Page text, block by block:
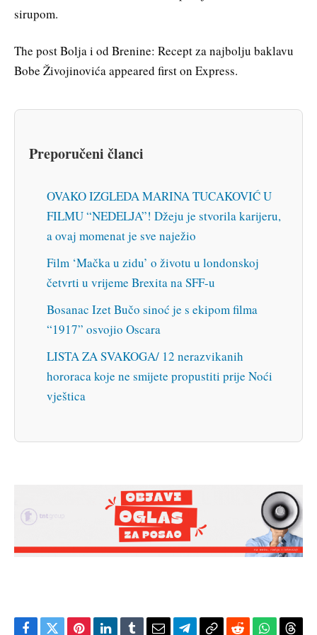
sirupom.
The post Bolja i od Brenine: Recept za najbolju baklavu
Bobe Živojinovića appeared first on Express.
Preporučeni članci
OVAKO IZGLEDA MARINA TUCAKOVIĆ U
FILMU “NEDELJA”! Džeju je stvorila karijeru,
a ovaj momenat je sve naježio
Film ‘Mačka u zidu’ o životu u londonskoj
četvrti u vrijeme Brexita na SFF-u
Bosanac Izet Bučo sinoć je s ekipom filma
“1917” osvojio Oscara
LISTA ZA SVAKOGA/ 12 nerazvikanih
hororaca koje ne smijete propustiti prije Noći
vještica